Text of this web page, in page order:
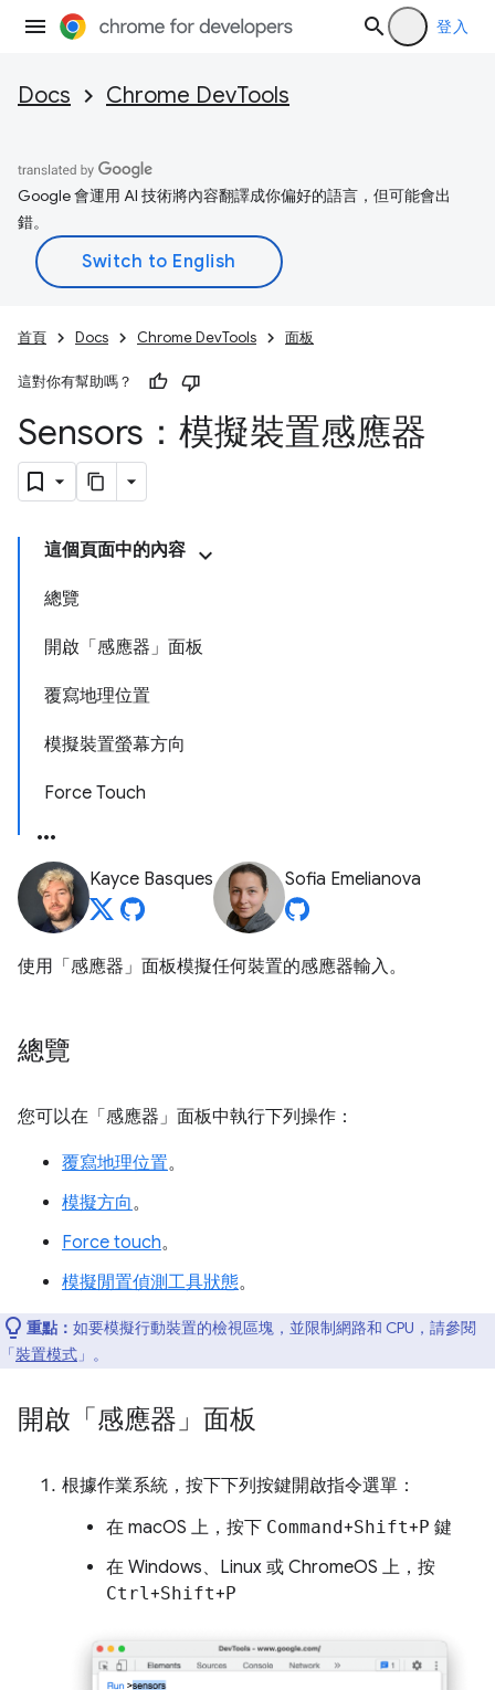
登入
Docs Chrome DevTools
Google 會運用 AI 技術將內容翻譯成你偏好的語言，但可能會出
錯。
首頁 Docs Chrome DevTools 面板
這對你有幫助嗎？
Sensors：模擬裝置感應器
這個頁面中的內容
總覽
開啟「感應器」面板
覆寫地理位置
模擬裝置螢幕方向
Force Touch
Kayce Basques Sofia Emelianova
使用「感應器」 面板模擬任何裝置的感應器輸入。
總覽
您可以在「感應器」 面板中執行下列操作：
覆寫地理位置。
模擬方向。
Force touch。
模擬閒置偵測工具狀態。
重點： 如要模擬行動裝置的檢視區塊，並限制網路和 CPU，請參閱
「裝置模式 」。
開啟「感應器」面板
根據作業系統，按下下列按鍵開啟指令選單：
在 macOS 上，按下 Command+Shift+P 鍵
在 Windows、Linux 或 ChromeOS 上，按
Ctrl+Shift+P